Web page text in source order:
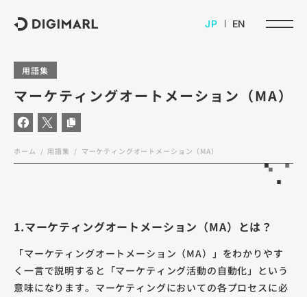
JP EN
用語集
マーケティングオートメーション（MA）
ホーム 用語集 マーケティングオートメーション（MA）
1.マーケティングオートメーション（MA）とは？
「マーケティングオートメーション（MA）」をわかりやす
く一言で説明すると「マーケティング活動の自動化」という
意味になります。マーケティングにおいての各プロセスに必